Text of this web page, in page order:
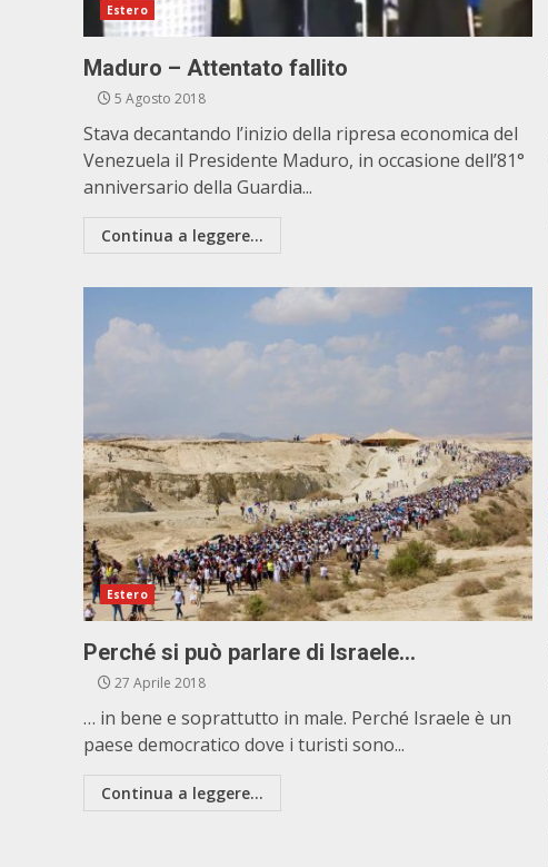
Estero
Maduro – Attentato fallito
5 Agosto 2018
Stava decantando l’inizio della ripresa economica del
Venezuela il Presidente Maduro, in occasione dell’81°
anniversario della Guardia...
Continua a leggere...
Estero
Perché si può parlare di Israele…
27 Aprile 2018
… in bene e soprattutto in male. Perché Israele è un
paese democratico dove i turisti sono...
Continua a leggere...